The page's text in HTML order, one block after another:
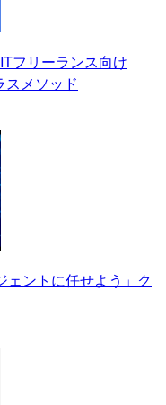
フリーランス向け
スメソッド
ェントに任せよう」ク